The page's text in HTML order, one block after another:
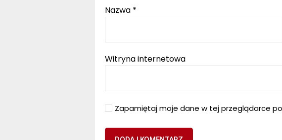
Nazwa *
Witryna internetowa
Zapamiętaj moje dane w tej przeglądarce